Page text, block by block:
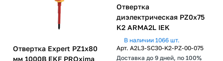
Отвертка Expert PZ1x80
мм 1000В EKF PROxima
Отвертка
диэлектрическая PZ0х75
K2 ARMA2L IEK
В наличии 1066 шт.
Арт. A2L3-SC30-K2-PZ-00-075
Доставка до 9 дней, по 100%